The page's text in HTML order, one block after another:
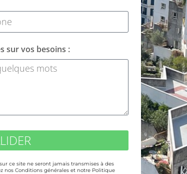
sur vos besoins :
ce site ne seront jamais transmises à des
nos Conditions générales et notre Politique